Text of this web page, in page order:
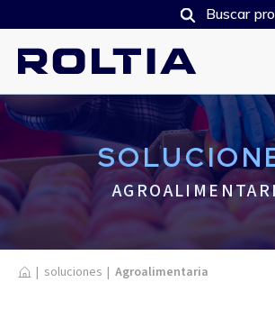
Home
| soluciones | Agroalimentaria